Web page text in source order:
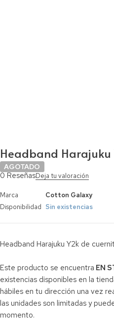
Headband
AGOTADO
0 ReseñasDeja tu valoración
Marca
Cotton Galaxy
Disponibilidad Sin existencias
Headband Harajuku Y2k de
Este producto se encuentra EN
existencias disponibles en la
hábiles en tu dirección una vez
las unidades son limitadas y
momento.